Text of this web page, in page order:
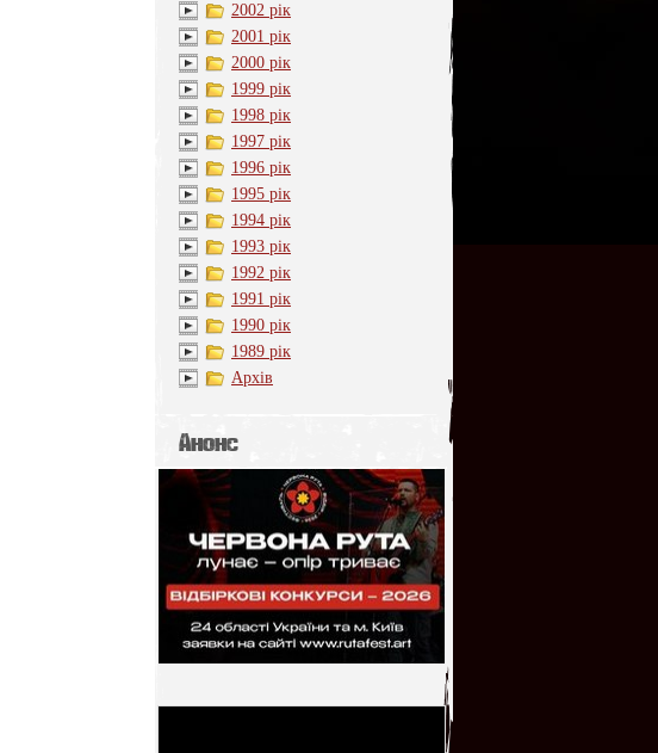
2002 рік
2001 рік
2000 рік
1999 рік
1998 рік
1997 рік
1996 рік
1995 рік
1994 рік
1993 рік
1992 рік
1991 рік
1990 рік
1989 рік
Архів
Анонс